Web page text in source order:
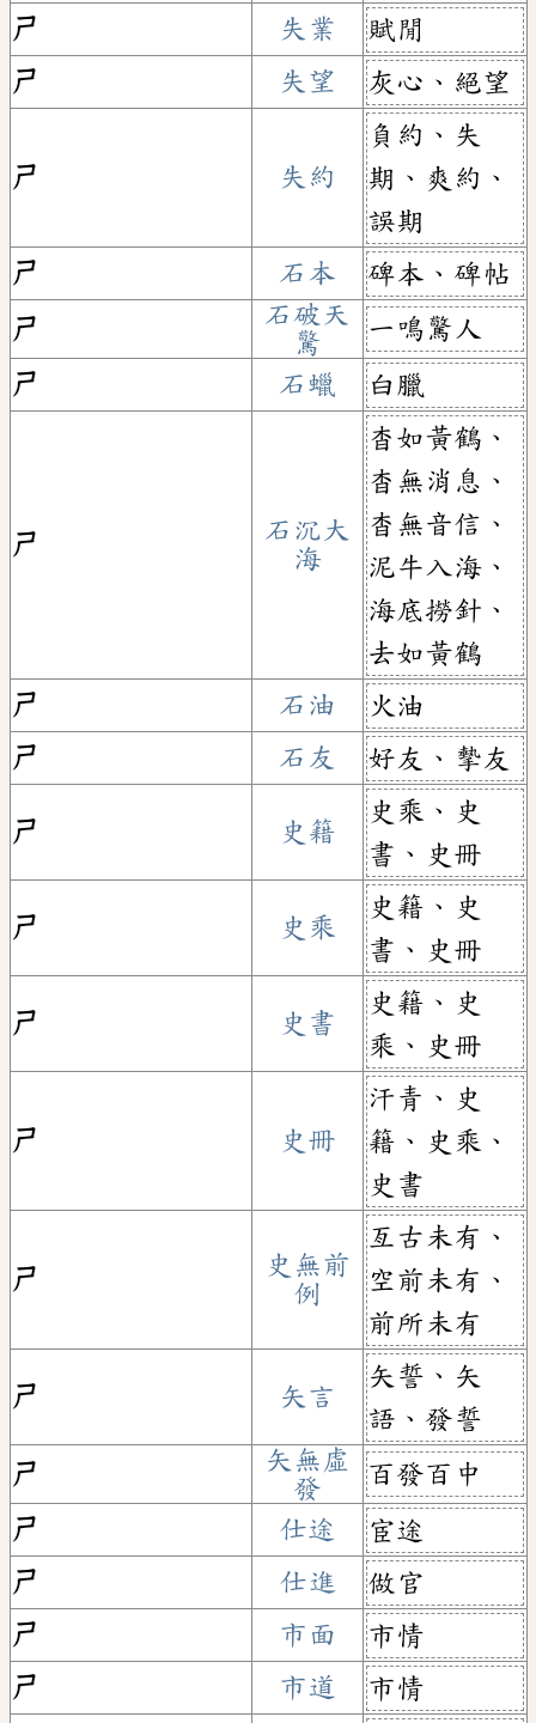
ㄕ
失業
賦閒
ㄕ
失望 灰心、絕望
ㄕ 失約
負約、失
期、爽約、
誤期
ㄕ
石本
碑本、碑帖
ㄕ
石破天
驚
一鳴驚人
ㄕ
石蠟 白臘
ㄕ
石沉大
海
杳如黃鶴、
杳無消息、
杳無音信、
泥牛入海、
海底撈針、
去如黃鶴
ㄕ
石油
火油
ㄕ
石友 好友、摰友
ㄕ 史籍
史乘、史
書、史冊
ㄕ 史乘
史籍、史
書、史冊
ㄕ 史書
史籍、史
乘、史冊
ㄕ 史冊
汗青、史
籍、史乘、
史書
ㄕ
史無前
例
亙古未有、
空前未有、
前所未有
ㄕ 矢言
矢誓、矢
語、發誓
ㄕ
矢無虛
發
百發百中
ㄕ
仕途
宦途
ㄕ
仕進
做官
ㄕ
市面
市情
ㄕ
市道 市情